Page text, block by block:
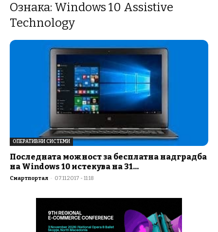
Ознака: Windows 10 Assistive
Technology
ОПЕРАТИВНИ СИСТЕМИ
Последната можност за бесплатна надградба
на Windows 10 истекува на 31...
Смартпортал - 07.11.2017 - 11:18